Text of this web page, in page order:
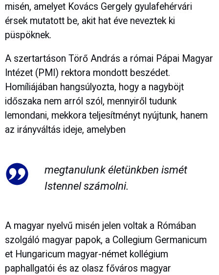
misén, amelyet Kovács Gergely gyulafehérvári
érsek mutatott be, akit hat éve neveztek ki
püspöknek.
A szertartáson Törő András a római Pápai Magyar
Intézet (PMI) rektora mondott beszédet.
Homíliájában hangsúlyozta, hogy a nagyböjt
időszaka nem arról szól, mennyiről tudunk
lemondani, mekkora teljesítményt nyújtunk, hanem
az irányváltás ideje, amelyben
megtanulunk életünkben ismét
Istennel számolni.
A magyar nyelvű misén jelen voltak a Rómában
szolgáló magyar papok, a Collegium Germanicum
et Hungaricum magyar-német kollégium
paphallgatói és az olasz főváros magyar